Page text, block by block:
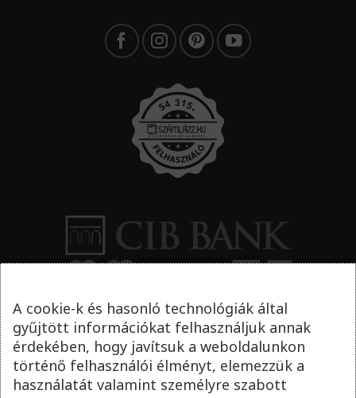
A cookie-k és hasonló technológiák által
gyűjtött információkat felhasználjuk annak
érdekében, hogy javítsuk a weboldalunkon
történő felhasználói élményt, elemezzük a
használatát valamint személyre szabott